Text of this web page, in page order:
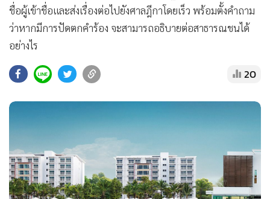
ชื่อผู้เข้าชื่อและส่งเรื่องต่อไปยังศาลฎีกาโดยเร็ว พร้อมตั้งคำถาม
ว่าหากมีการปัดตกคำร้อง จะสามารถอธิบายต่อสาธารณชนได้
อย่างไร
20